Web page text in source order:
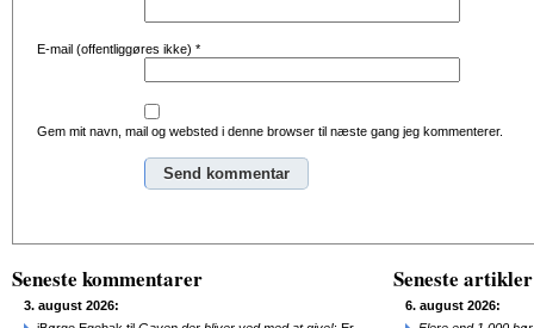
E-mail (offentliggøres ikke) *
Gem mit navn, mail og websted i denne browser til næste gang jeg kommenterer.
Seneste kommentarer
3. august 2026:
Seneste artikler
6. august 2026: